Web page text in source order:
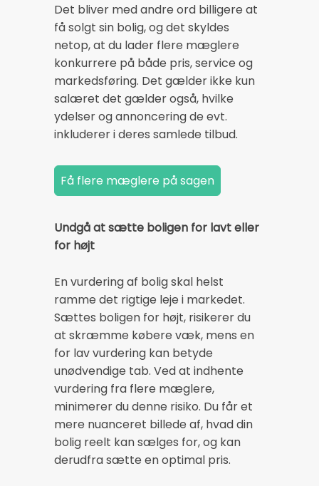
Det bliver med andre ord billigere at
få solgt sin bolig, og det skyldes
netop, at du lader flere mæglere
konkurrere på både pris, service og
markedsføring. Det gælder ikke kun
salæret det gælder også, hvilke
ydelser og annoncering de evt.
inkluderer i deres samlede tilbud.
Undgå at sætte boligen for lavt eller
for højt
En vurdering af bolig skal helst
ramme det rigtige leje i markedet.
Sættes boligen for højt, risikerer du
at skræmme købere væk, mens en
for lav vurdering kan betyde
unødvendige tab. Ved at indhente
vurdering fra flere mæglere,
minimerer du denne risiko. Du får et
mere nuanceret billede af, hvad din
bolig reelt kan sælges for, og kan
derudfra sætte en optimal pris.